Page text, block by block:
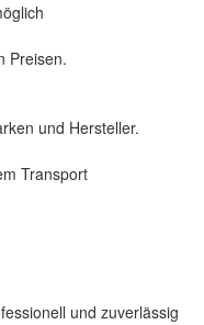
Preisen.
und Hersteller.
Transport
und zuverlässig